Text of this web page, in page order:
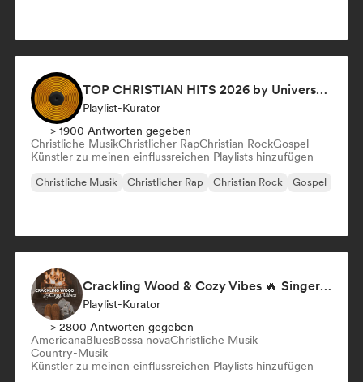
TOP CHRISTIAN HITS 2026 by Universal Hits
Playlist-Kurator
> 1900 Antworten gegeben
Christliche MusikChristlicher RapChristian RockGospel
Künstler zu meinen einflussreichen Playlists hinzufügen
Christliche Musik Christlicher Rap Christian Rock Gospel
Crackling Wood & Cozy Vibes 🔥 Singer-Songwriter, Dream Pop & Bedroom Pop
Playlist-Kurator
> 2800 Antworten gegeben
AmericanaBluesBossa novaChristliche Musik
Country-Musik
Künstler zu meinen einflussreichen Playlists hinzufügen